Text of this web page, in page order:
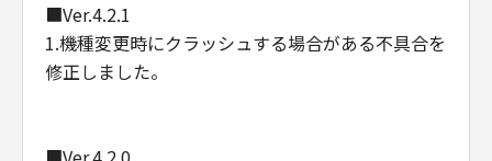
■Ver.4.2.1
1.機種変更時にクラッシュする場合がある不具合を
修正しました。